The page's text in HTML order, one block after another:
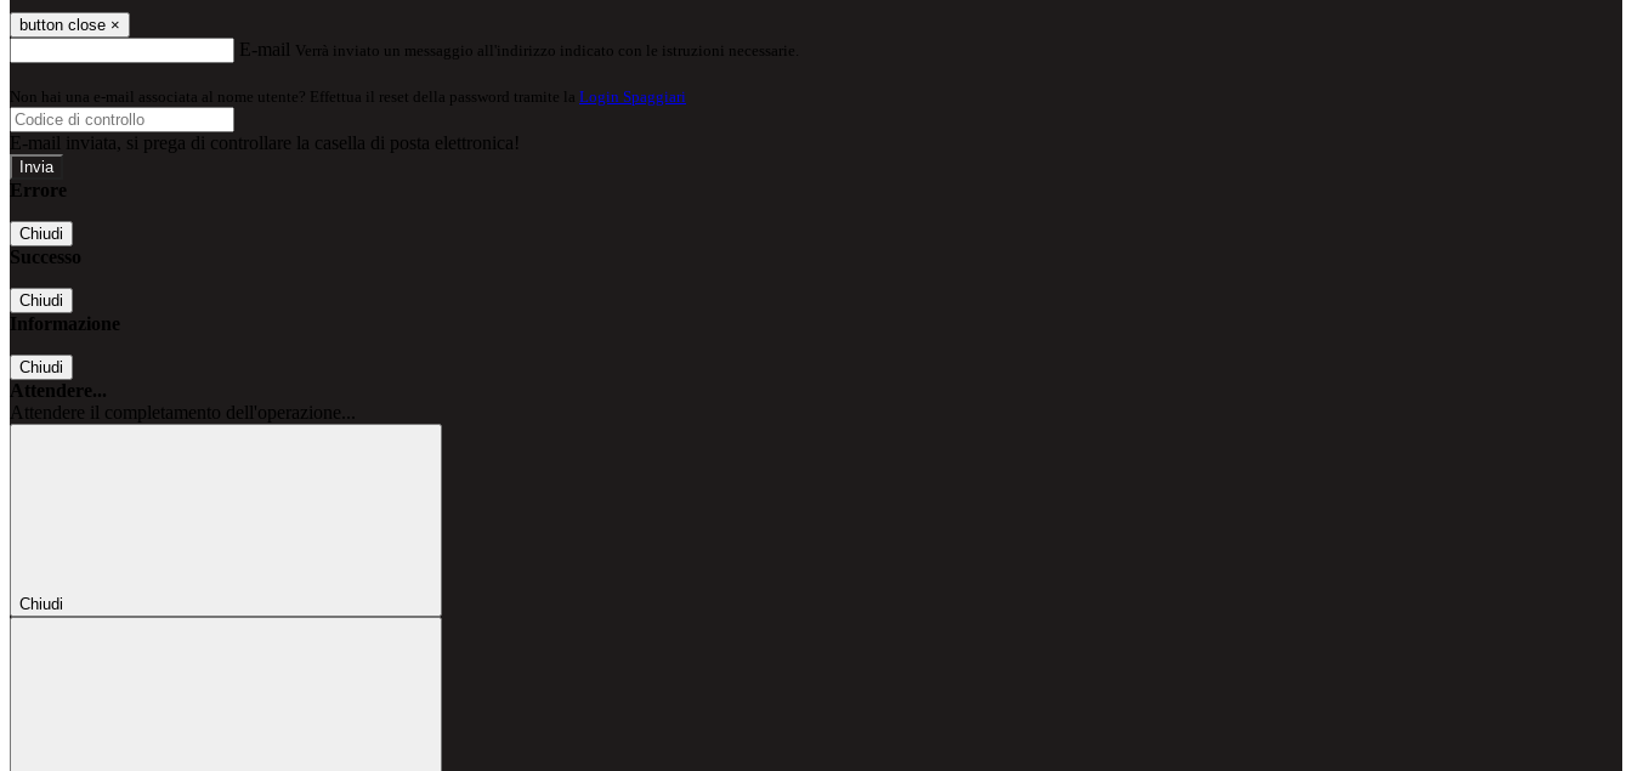
button close ×
E-mail Verrà inviato un messaggio all'indirizzo indicato con le istruzioni necessarie.
Non hai una e-mail associata al nome utente? Effettua il reset della password tramite la Login Spaggiari
E-mail inviata, si prega di controllare la casella di posta elettronica!
Errore
Chiudi
Successo
Chiudi
Informazione
Chiudi
Attendere...
Attendere il completamento dell'operazione...
Chiudi